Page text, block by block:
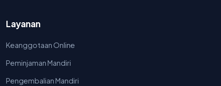
Layanan
Keanggotaan Online
Peminjaman Mandiri
Pengembalian Mandiri